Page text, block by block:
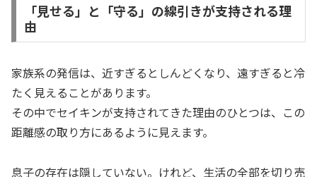
「見せる」と「守る」の線引きが支持される理
由
家族系の発信は、近すぎるとしんどくなり、遠すぎると冷
たく見えることがあります。
その中でセイキンが支持されてきた理由のひとつは、この
距離感の取り方にあるように見えます。
息子の存在は隠していない。けれど、生活の全部を切り売